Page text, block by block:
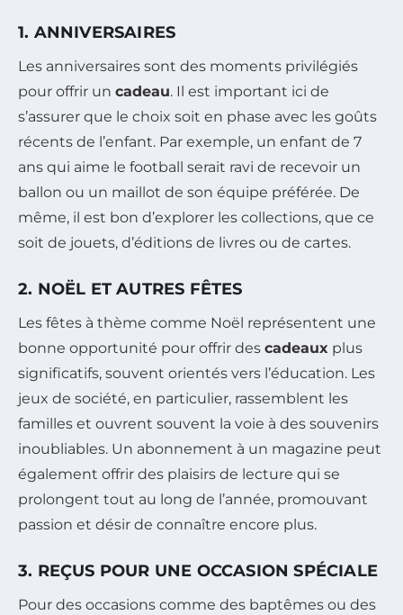
1. ANNIVERSAIRES
Les anniversaires sont des moments privilégiés
pour offrir un cadeau. Il est important ici de
s’assurer que le choix soit en phase avec les goûts
récents de l’enfant. Par exemple, un enfant de 7
ans qui aime le football serait ravi de recevoir un
ballon ou un maillot de son équipe préférée. De
même, il est bon d’explorer les collections, que ce
soit de jouets, d’éditions de livres ou de cartes.
2. NOËL ET AUTRES FÊTES
Les fêtes à thème comme Noël représentent une
bonne opportunité pour offrir des cadeaux plus
significatifs, souvent orientés vers l’éducation. Les
jeux de société, en particulier, rassemblent les
familles et ouvrent souvent la voie à des souvenirs
inoubliables. Un abonnement à un magazine peut
également offrir des plaisirs de lecture qui se
prolongent tout au long de l’année, promouvant
passion et désir de connaître encore plus.
3. REÇUS POUR UNE OCCASION SPÉCIALE
Pour des occasions comme des baptêmes ou des